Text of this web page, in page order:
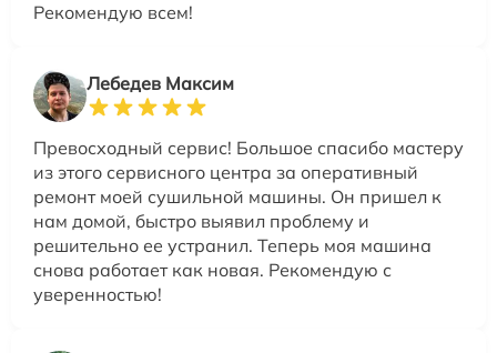
Рекомендую всем!
Лебедев Максим
Превосходный сервис! Большое спасибо мастеру
из этого сервисного центра за оперативный
ремонт моей сушильной машины. Он пришел к
нам домой, быстро выявил проблему и
решительно ее устранил. Теперь моя машина
снова работает как новая. Рекомендую с
уверенностью!